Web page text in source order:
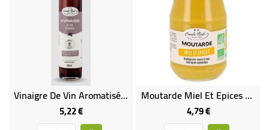
Vinaigre De Vin Aromatisé À L'échalotte Bio & Equitable
5,22 €Prix
Moutarde Miel Et Epices Bio
4,79 €Prix